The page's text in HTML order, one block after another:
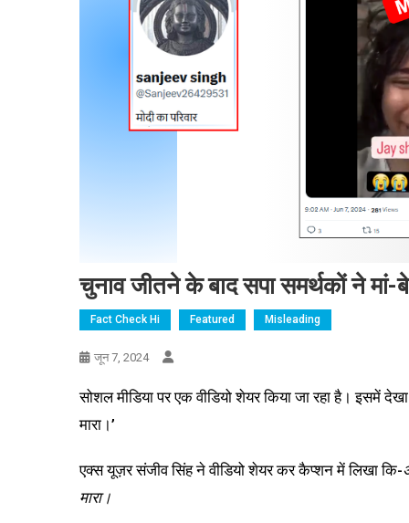
चुनाव जीतने के बाद सपा समर्थकों ने मां-
Fact Check Hi Featured Misleading
जून 7, 2024
सोशल मीडिया पर एक वीडियो शेयर किया जा रहा है। इसमें
मारा।’
एक्स यूज़र संजीव सिंह ने वीडियो शेयर कर कैप्शन में लिखा कि-
मारा।